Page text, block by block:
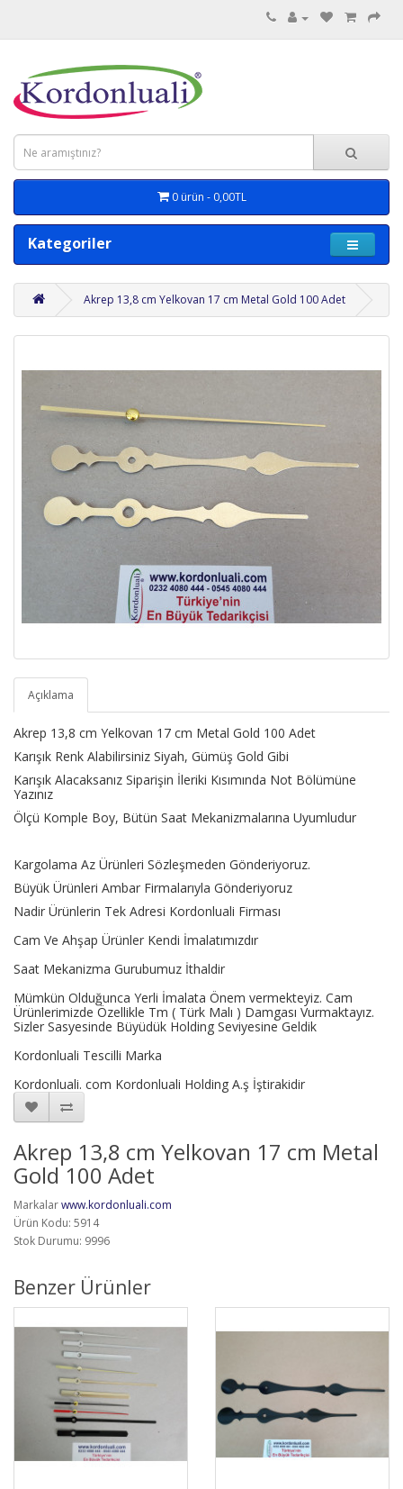
0 ürün - 0,00TL
Kategoriler
Akrep 13,8 cm Yelkovan 17 cm Metal Gold 100 Adet
Açıklama
Akrep 13,8 cm Yelkovan 17 cm Metal Gold 100 Adet
Karışık Renk Alabilirsiniz Siyah, Gümüş Gold Gibi
Karışık Alacaksanız Siparişin İleriki Kısımında Not Bölümüne
Yazınız
Ölçü Komple Boy, Bütün Saat Mekanizmalarına Uyumludur
Kargolama Az Ürünleri Sözleşmeden Gönderiyoruz.
Büyük Ürünleri Ambar Firmalarıyla Gönderiyoruz
Nadir Ürünlerin Tek Adresi Kordonluali Firması
Cam Ve Ahşap Ürünler Kendi İmalatımızdır
Saat Mekanizma Gurubumuz İthaldir
Mümkün Olduğunca Yerli İmalata Önem vermekteyiz. Cam
Ürünlerimizde Özellikle Tm ( Türk Malı ) Damgası Vurmaktayız.
Sizler Sasyesinde Büyüdük Holding Seviyesine Geldik
Kordonluali Tescilli Marka
Kordonluali. com Kordonluali Holding A.ş İştirakidir
Akrep 13,8 cm Yelkovan 17 cm Metal
Gold 100 Adet
Markalarwww.kordonluali.com
Ürün Kodu: 5914
Stok Durumu: 9996
Benzer Ürünler